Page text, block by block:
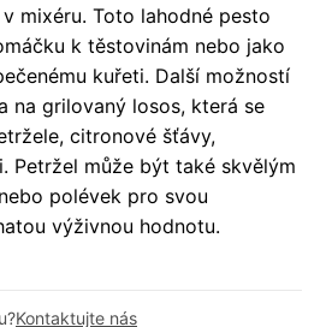
mixéru. Toto lahodné pesto
k těstovinám nebo jako
kuřeti. Další možností
na grilovaný losos, která se
citronové šťávy,
Petržel může být také skvělým
polévek pro svou
výživnou hodnotu.
Kontaktujte nás